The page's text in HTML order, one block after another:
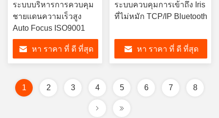
ระบบบริหารการควบคุม
ชายแดนความเร็วสูง
Auto Focus ISO9001
หา ราคา ที่ ดี ที่สุด
ระบบควบคุมการเข้าถึง Iris
ที่ไม่หมัก TCP/IP Bluetooth
หา ราคา ที่ ดี ที่สุด
1 2 3 4 5 6 7 8